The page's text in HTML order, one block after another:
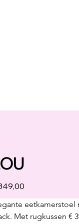
Met rugkussen €